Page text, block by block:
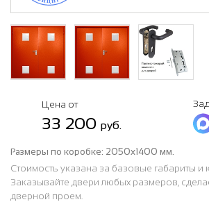
Цена от
33 200руб.
Размеры по коробке: 2050х1400 мм.
Стоимость указана за базовые габариты и
Заказывайте двери любых размеров,
дверной проем.